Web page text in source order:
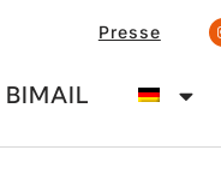
Presse
BIMAIL